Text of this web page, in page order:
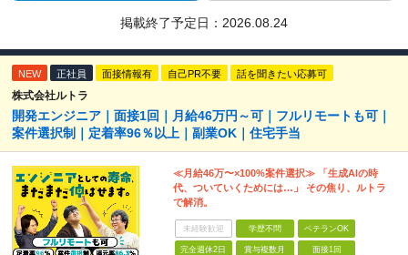
掲載終了予定日： 2026.08.24
NEW 正社員 面接情報有 自己PR不要 話を聞きたい応募可
株式会社ルトラ
開発エンジニア｜面接1回｜月給46万円～可｜フルリモートも可｜
案件選択制｜定着率96％以上｜副業OK｜住宅手当
≪月給46万〜×100%案件選択≫ 「生成AIの時
代、ついていくためには…」 その焦り、ルトラ
で解消。
未経験歓迎 学歴不問 ベテランOK
完全週休2日 賞与複数月 面接1回